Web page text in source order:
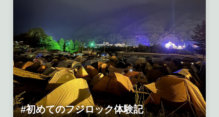
#初めてのフジロック体験記